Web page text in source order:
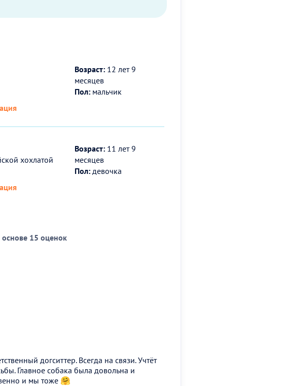
Возраст: 12 лет 9
месяцев
Пол: мальчик
хохлатой
Возраст: 11 лет 9
месяцев
Пол: девочка
основе 15 оценок
догситтер. Всегда на связи. Учтёт
Главное собака была довольна и
и мы тоже 🤗